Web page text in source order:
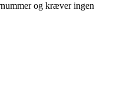
og kræver ingen